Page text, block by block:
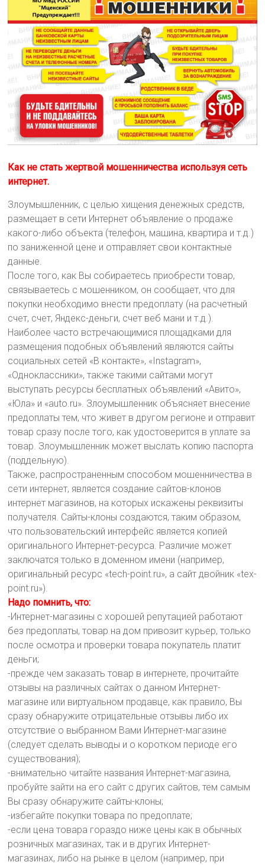
Как не стать жертвой мошенничества используя сеть
интернет.
Злоумышленник, с целью хищения денежных средств,
размещает в сети Интернет объявление о продаже
какого-либо объекта (телефон, машина, квартира и т.д.)
по заниженной цене и отправляет свои контактные
данные.
После того, как Вы собираетесь приобрести товар,
связываетесь с мошенником, он сообщает, что для
покупки необходимо внести предоплату (на расчетный
счет, счет, Яндекс-деньги, счет веб мани и т.д.).
Наиболее часто встречающимися площадками для
размещения подобных объявлений являются сайты
социальных сетей «В контакте», «Instagram»,
«Одноклассники», также такими сайтами могут
выступать ресурсы бесплатных объявлений «Авито»,
«Юла» и «auto.ru». Злоумышленник объясняет внесение
предоплаты тем, что живет в другом регионе и отправит
товар сразу после того, как удостоверится в уплате за
товар. Злоумышленник может выслать копию паспорта
(поддельную).
Также, распространенным способом мошенничества в
сети интернет, является создание сайтов-клонов
интернет магазинов, на которых искажены реквизиты
получателя. Сайты-клоны создаются, таким образом,
что пользовательский интерфейс является копией
оригинального Интернет-ресурса. Различие может
заключатся только в доменном имени (например,
оригинальный ресурс «tech-point.ru», а сайт двойник «tex-
point.ru»).
Надо помнить, что:
-Интернет-магазины с хорошей репутацией работают
без предоплаты, товар на дом привозит курьер, только
после осмотра и проверки товара покупатель платит
деньги;
-прежде чем заказать товар в интернете, прочитайте
отзывы на различных сайтах о данном Интернет-
магазине или виртуальном продавце, как правило, Вы
сразу обнаружите отрицательные отзывы либо их
отсутствие о выбранном Вами Интернет-магазине
(следует сделать выводы и о коротком периоде его
существования);
-внимательно читайте названия Интернет-магазина,
пробуйте зайти на его сайт с других сайтов, тем самым
Вы сразу обнаружите сайты-клоны;
-избегайте покупки товара по предоплате;
-если цена товара гораздо ниже цены как в обычных
розничных магазинах, так и в других Интернет-
магазинах, либо на рынке в целом (например, при